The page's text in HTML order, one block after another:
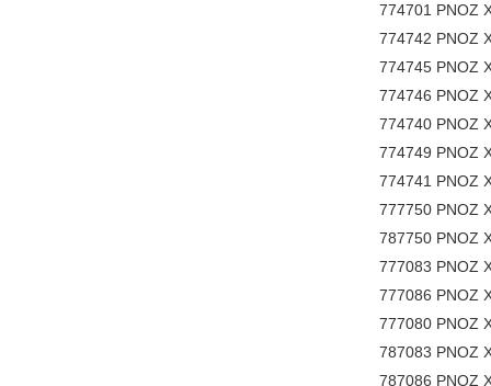
774701 PNOZ
774742 PNOZ
774745 PNOZ
774746 PNOZ
774740 PNOZ
774749 PNOZ
774741 PNOZ
777750 PNOZ
787750 PNOZ
777083 PNOZ
777086 PNOZ
777080 PNOZ
787083 PNOZ
787086 PNOZ